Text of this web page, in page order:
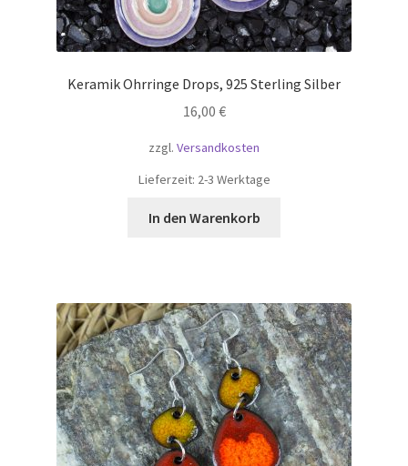
Keramik Ohrringe Drops, 925 Sterling Silber
16,00 €
zzgl. Versandkosten
Lieferzeit: 2-3 Werktage
In den Warenkorb